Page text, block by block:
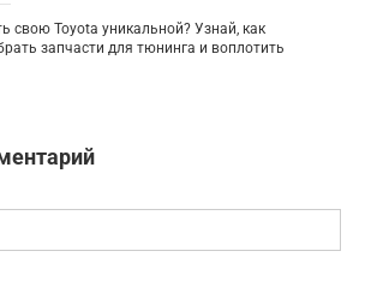
свою Toyota уникальной? Узнай, как
запчасти для тюнинга и воплотить